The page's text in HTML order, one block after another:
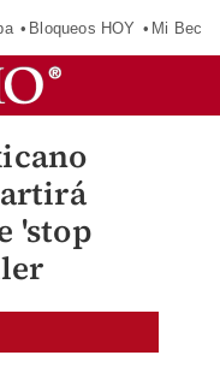
Bloqueos HOY Mi Beca
'stop